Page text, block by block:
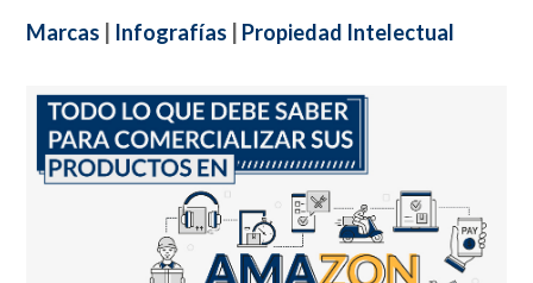
Marcas Infografías Propiedad Intelectual